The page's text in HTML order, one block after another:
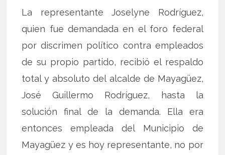
La representante Joselyne Rodríguez,
quien fue demandada en el foro federal
por discrimen político contra empleados
de su propio partido, recibió el respaldo
total y absoluto del alcalde de Mayagüez,
José Guillermo Rodríguez, hasta la
solución final de la demanda. Ella era
entonces empleada del Municipio de
Mayagüez y es hoy representante, no por